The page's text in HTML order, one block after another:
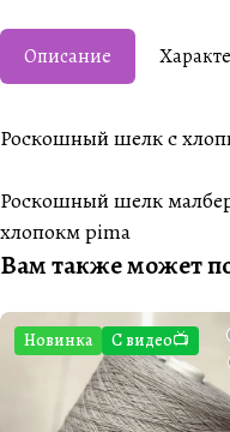
Описание
Роскошный шелк с
Роскошный шелк
хлопокм pima
Вам также может
Новинка С видео📺